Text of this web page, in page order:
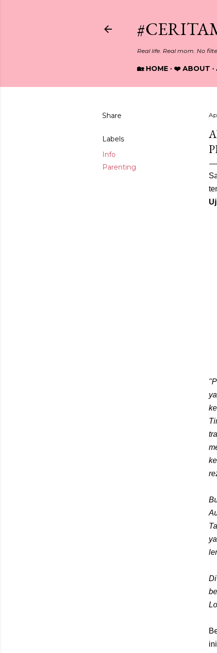
Real life. Real mom. No
🏡 HOME ❤️ ABOUT
Share
Labels
Info
Parenting